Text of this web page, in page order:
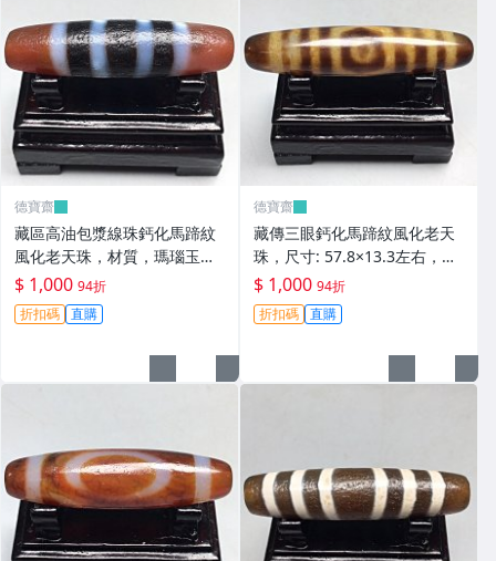
德寶齋
藏區高油包漿線珠鈣化馬蹄紋
風化老天珠，材質，瑪瑙玉
髓，尺寸：49.4×13左 天珠 瑪
瑙 硃砂【德寶齋】408
$ 1,000 94折
折扣碼 直購
德寶齋
藏傳三眼鈣化馬蹄紋風化老天
珠，尺寸: 57.8×13.3左右，材
質：瑪瑙，玉髓， 天珠 瑪瑙
硃砂【德寶齋】407
$ 1,000 94折
折扣碼 直購